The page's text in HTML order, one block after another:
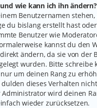
wie kann ich ihn ändern?
Benutzernamen stehen,
du bislang erstellt hast oder
Benutzer wie
kannst du den
ändern, da sie von der
wurden. Bitte schreibe
um deinen Rang zu
dieses Verhalten
wird deinen
wieder zurücksetzen.